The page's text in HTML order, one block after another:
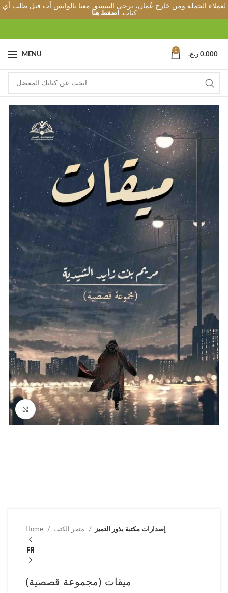
لعملاء الجملة ومن خارج عُمان، يرجى التنسيق معنا بالواتس أب قبل طلب أي
كتاب.
اضغط هنا
MENU
0
0.000 ر.ع.
Click to enlarge
Home إصدارات مكتبة بذور التميز
ميقات (مجموعة قصصية)